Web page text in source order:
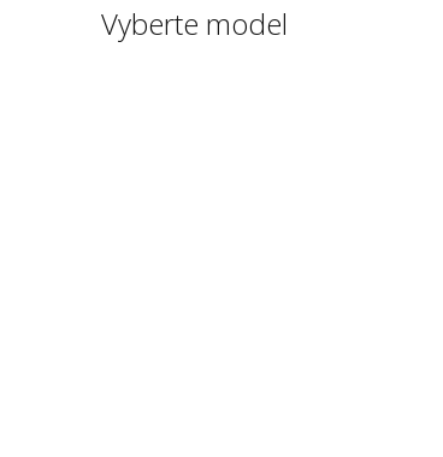
Vyberte model